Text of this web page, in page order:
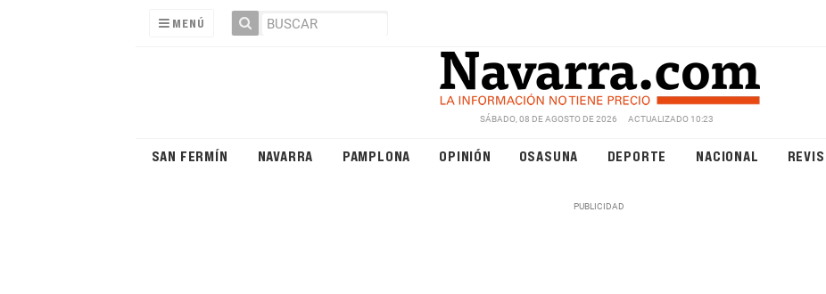
MENÚ
SÁBADO, 08 DE AGOSTO DE 2026 ACTUALIZADO 10:23
SAN FERMÍN NAVARRA PAMPLONA OPINIÓN OSASUNA DEPORTE NACIONAL